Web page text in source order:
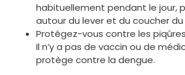
habituellement pendant le jour,
autour du lever et du coucher du
Protégez-vous contre les
Il n’y a pas de vaccin ou de
protège contre la dengue.